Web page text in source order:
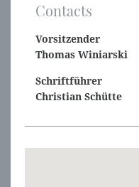
Contacts
Vorsitzender
Thomas Winiarski
Schriftführer
Christian Schütte